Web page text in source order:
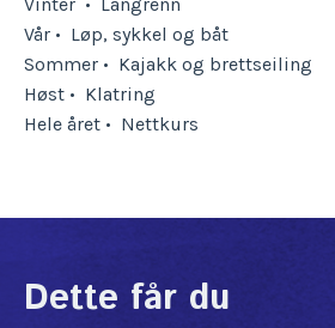
Vinter • Langrenn
Vår • Løp, sykkel og båt
Sommer • Kajakk og brettseiling
Høst • Klatring
Hele året • Nettkurs
Dette får du